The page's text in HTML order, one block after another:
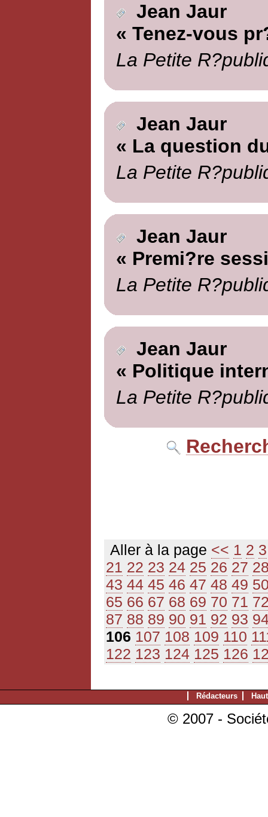
Jean Jaur
« Tenez-vous
La Petite
Jean Jaur
« La question
La Petite
Jean Jaur
« Premi?re
La Petite
Jean Jaur
« Politique
La Petite
Aller à la page << 1 2 3
21 22 23 24 25 26 27
43 44 45 46 47 48 49
65 66 67 68 69 70 71
87 88 89 90 91 92 93
106 107 108 109 110
122 123 124 125 126
Rédacteurs
© 2007 -